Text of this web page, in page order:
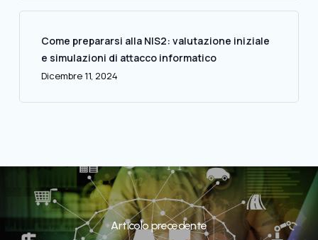
Come prepararsi alla NIS2: valutazione iniziale
e simulazioni di attacco informatico
Dicembre 11, 2024
Articolo precedente